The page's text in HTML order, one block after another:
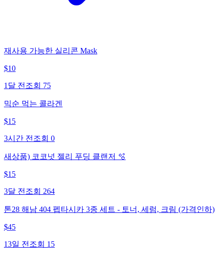
재사용 가능한 실리콘 Mask
$10
1달 전 조회 75
믹순 먹는 콜라겐
$15
3시간 전 조회 0
새상품) 코코넛 젤리 푸딩 클랜저 🫧
$15
3달 전 조회 264
톤28 해남 404 펩타시카 3종 세트 - 토너, 세럼, 크림 (가격인하)
$45
13일 전 조회 15